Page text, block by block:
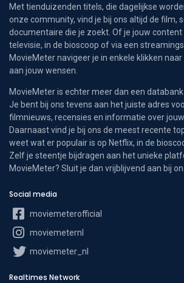
Met tienduizenden titels, die dagelijkse
onze community, vind je bij ons altijd de film,
documentaire die je zoekt. Of je jouw content
televisie, in de bioscoop of via een
MovieMeter navigeer je in enkele klikken
aan jouw wensen.
MovieMeter is echter meer dan een
Je bent bij ons tevens aan het juiste adres
filmnieuws, recensies en informatie over
Daarnaast vind je bij ons de meest recente
weet wat er populair is op Netflix, in de
Zelf je steentje bijdragen aan het unieke
MovieMeter? Sluit je dan vrijblijvend aan bij
Social media
moviemeterofficial
moviemeternl
moviemeter_nl
Realtimes Network